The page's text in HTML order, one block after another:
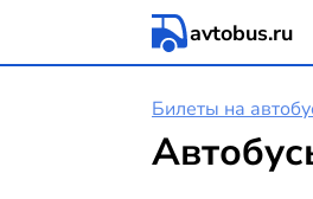
avtobus.ru
Билеты на